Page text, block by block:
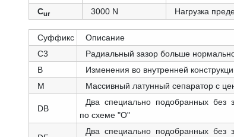
Cur 3000 N Нагрузка
Суффикс
Описание
C3
Радиальный зазор больше
B
Изменения во внутренней
M
Массивный латунный сепаратор с
DB
Два специально подобранных без
по схеме "О"
Два специально подобранных без